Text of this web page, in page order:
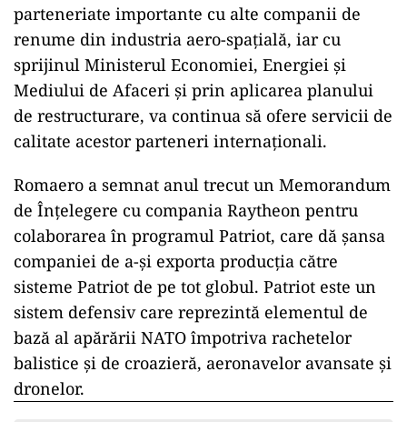
parteneriate importante cu alte companii de
renume din industria aero-spațială, iar cu
sprijinul Ministerul Economiei, Energiei și
Mediului de Afaceri și prin aplicarea planului
de restructurare, va continua să ofere servicii de
calitate acestor parteneri internaționali.
Romaero a semnat anul trecut un Memorandum
de Înțelegere cu compania Raytheon pentru
colaborarea în programul Patriot, care dă șansa
companiei de a-și exporta producția către
sisteme Patriot de pe tot globul. Patriot este un
sistem defensiv care reprezintă elementul de
bază al apărării NATO împotriva rachetelor
balistice și de croazieră, aeronavelor avansate și
dronelor.